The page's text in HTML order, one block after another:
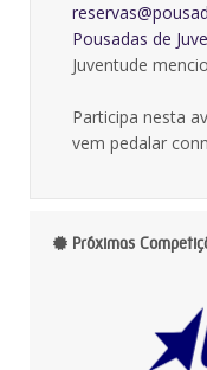
Pousadas de
Juventude
Participa nesta
vem pedalar
Próximas